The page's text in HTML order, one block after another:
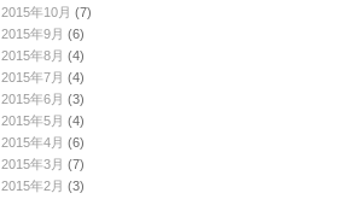
2015年10月 (7)
2015年9月 (6)
2015年8月 (4)
2015年7月 (4)
2015年6月 (3)
2015年5月 (4)
2015年4月 (6)
2015年3月 (7)
2015年2月 (3)